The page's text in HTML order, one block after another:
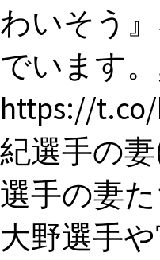
わいそう
でいます
https://t.co/
紀選手の
選手の妻
大野選手